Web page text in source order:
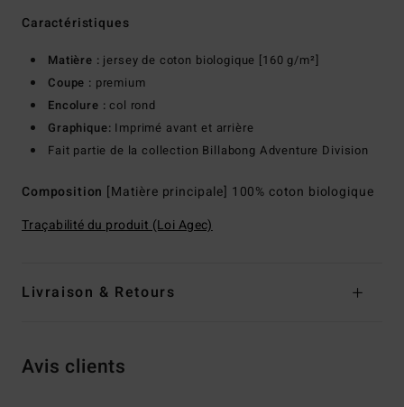
Caractéristiques
Matière : jersey de coton biologique [160 g/m²]
Coupe : premium
Encolure :col rond
Graphique: Imprimé avant et arrière
Fait partie de la collection Billabong Adventure Division
Composition [Matière principale] 100% coton biologique
Traçabilité du produit (Loi Agec)
Livraison & Retours
Avis clients